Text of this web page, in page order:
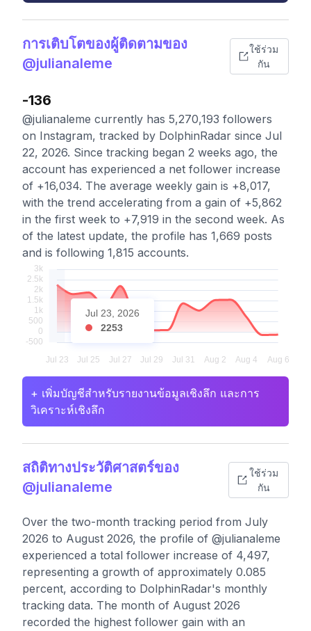
การเติบโตของผู้ติดตามของ
@julianaleme
ใช้ร่วม
กัน
-136
@julianaleme currently has 5,270,193 followers
on Instagram, tracked by DolphinRadar since Jul
22, 2026. Since tracking began 2 weeks ago, the
account has experienced a net follower increase
of +16,034. The average weekly gain is +8,017,
with the trend accelerating from a gain of +5,862
in the first week to +7,919 in the second week. As
of the latest update, the profile has 1,669 posts
and is following 1,815 accounts.
Jul 23, 2026
2253
+ เพิ่มบัญชีสำหรับรายงานข้อมูลเชิงลึก และการ
วิเคราะห์เชิงลึก
สถิติทางประวัติศาสตร์ของ
@julianaleme
ใช้ร่วม
กัน
Over the two-month tracking period from July
2026 to August 2026, the profile of @julianaleme
experienced a total follower increase of 4,497,
representing a growth of approximately 0.085
percent, according to DolphinRadar's monthly
tracking data. The month of August 2026
recorded the highest follower gain with an